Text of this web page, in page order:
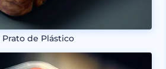
de Plástico